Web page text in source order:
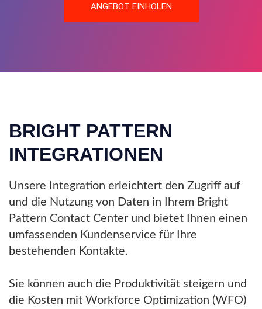
ANGEBOT EINHOLEN
BRIGHT PATTERN
INTEGRATIONEN
Unsere Integration erleichtert den Zugriff auf
und die Nutzung von Daten in Ihrem Bright
Pattern Contact Center und bietet Ihnen einen
umfassenden Kundenservice für Ihre
bestehenden Kontakte.
Sie können auch die Produktivität steigern und
die Kosten mit Workforce Optimization (WFO)